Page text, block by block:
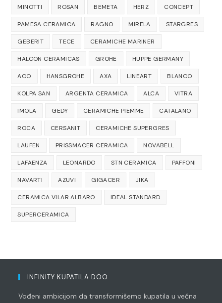
MINOTTI ROSAN BEMETA HERZ CONCEPT
PAMESA CERAMICA RAGNO MIRELA STARGRES
GEBERIT TECE CERAMICHE MARINER
HALCON CERAMICAS GROHE HUPPE GERMANY
ACO HANSGROHE AXA LINEART BLANCO
KOLPA SAN ARGENTA CERAMICA ALCA VITRA
IMOLA GEDY CERAMICHE PIEMME CATALANO
ROCA CERSANIT CERAMICHE SUPERGRES
LAUFEN PRISSMACER CERAMICA NOVABELL
LAFAENZA LEONARDO STN CERAMICA PAFFONI
NAVARTI AZUVI GIGACER JIKA
CERAMICA VILAR ALBARO IDEAL STANDARD
SUPERCERAMICA
INFINITY KUPATILA DOO
Vođeni ambicijom da transformišemo kupatila u večna